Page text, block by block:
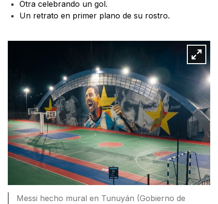
Otra celebrando un gol.
Un retrato en primer plano de su rostro.
Messi hecho mural en Tunuyán (Gobierno de